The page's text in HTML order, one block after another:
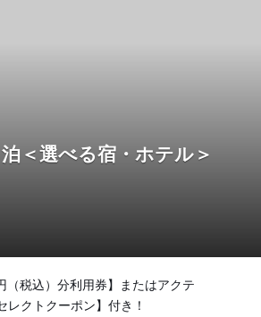
選べる宿・ホテル＞
税込）分利用券】またはアクテ
レクトクーポン】付き！